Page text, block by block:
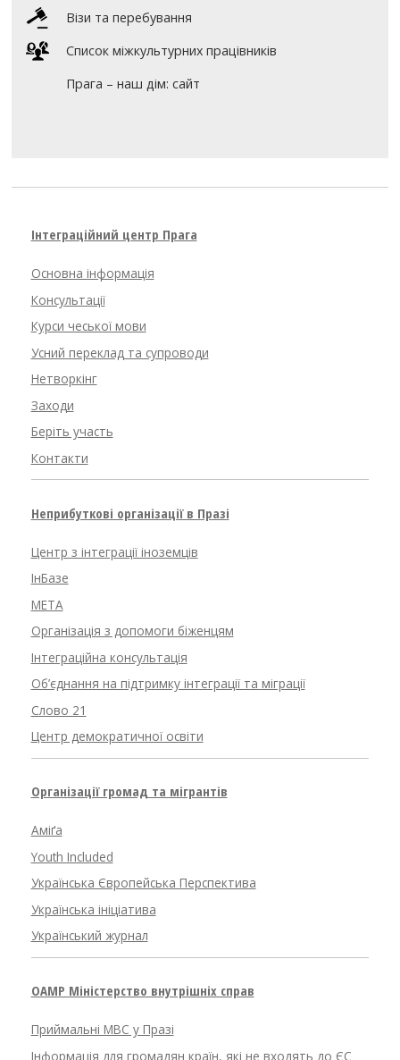
Візи та перебування
Список міжкультурних працівників
Прага – наш дім: сайт
Інтеграційний центр Прага
Основна інформація
Консультації
Курси чеської мови
Усний переклад та супроводи
Нетворкінг
Заходи
Беріть участь
Контакти
Неприбуткові організації в Празі
Центр з інтеграції іноземців
ІнБазе
META
Організація з допомоги біженцям
Інтеграційна консультація
Об’єднання на підтримку інтеграції та міграції
Слово 21
Центр демократичної освіти
Організації громад та мігрантів
Аміґа
Youth Included
Українська Європейська Перспектива
Українська ініціатива
Український журнал
OAMP Міністерство внутрішніх справ
Приймальні МВС у Празі
Інформація для громадян країн, які не входять до ЄС